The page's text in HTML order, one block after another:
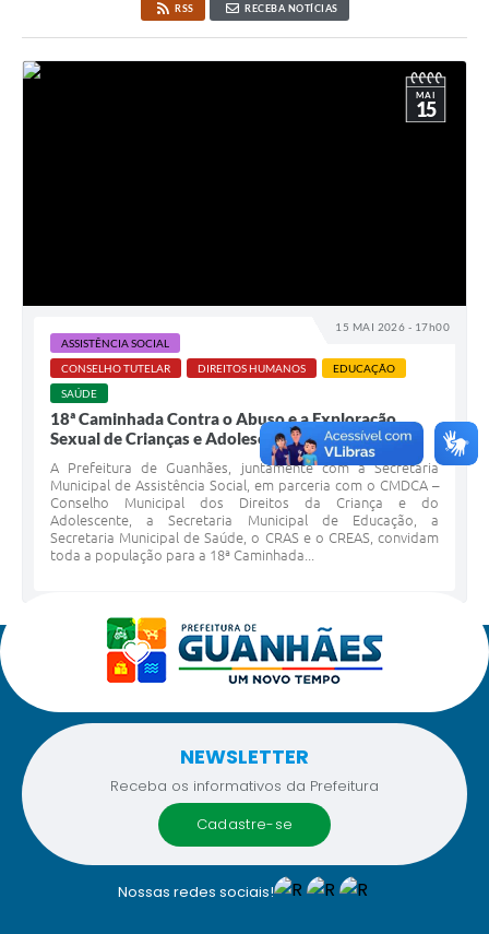
RSS RECEBA NOTÍCIAS
15 MAI 2026 - 17h00
MAI
15
ASSISTÊNCIA SOCIAL
CONSELHO TUTELAR
DIREITOS HUMANOS
EDUCAÇÃO
SAÚDE
18ª Caminhada Contra o Abuso e a Exploração
Sexual de Crianças e Adolescentes de Guanhães
A Prefeitura de Guanhães, juntamente com a Secretaria
Municipal de Assistência Social, em parceria com o CMDCA –
Conselho Municipal dos Direitos da Criança e do
Adolescente, a Secretaria Municipal de Educação, a
Secretaria Municipal de Saúde, o CRAS e o CREAS, convidam
toda a população para a 18ª Caminhada...
Nossas redes sociais!
NEWSLETTER
Receba os informativos da Prefeitura
cadastre-se